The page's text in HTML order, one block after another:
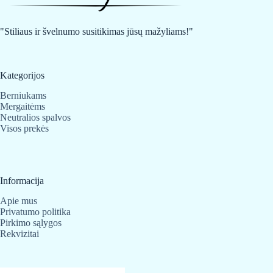
"Stiliaus ir švelnumo susitikimas jūsų mažyliams!"
Kategorijos
Berniukams
Mergaitėms
Neutralios spalvos
Visos prekės
Informacija
Apie mus
Privatumo politika
Pirkimo sąlygos
Rekvizitai